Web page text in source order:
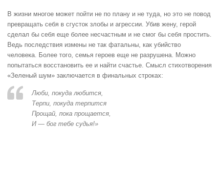
В жизни многое может пойти не по плану и не туда, но это не повод
превращать себя в сгусток злобы и агрессии. Убив жену, герой
сделал бы себя еще более несчастным и не смог бы себя простить.
Ведь последствия измены не так фатальны, как убийство
человека. Более того, семья героев еще не разрушена. Можно
попытаться восстановить ее и найти счастье. Смысл стихотворения
«Зеленый шум» заключается в финальных строках:
Люби, покуда любится,
Терпи, покуда терпится
Прощай, пока прощается,
И — бог тебе судья!»